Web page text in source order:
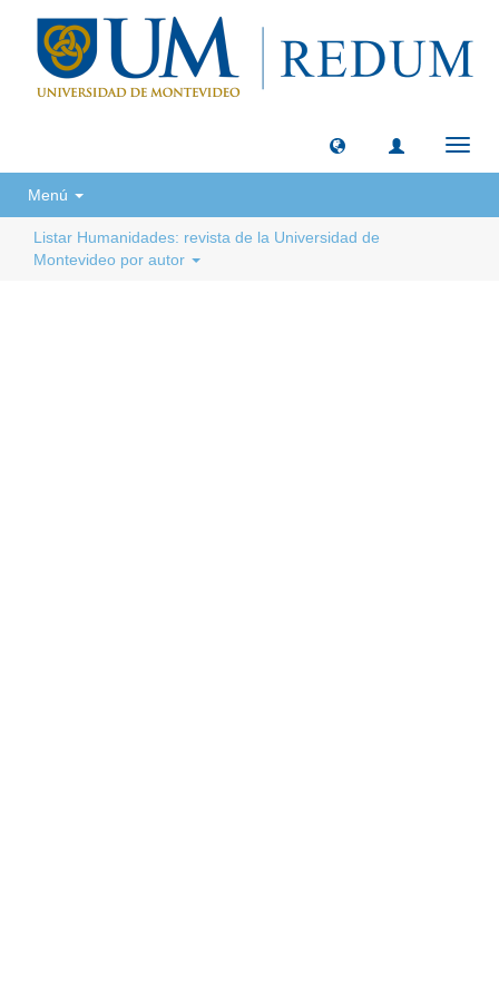
Menú
Listar Humanidades: revista de la Universidad de
Montevideo por autor